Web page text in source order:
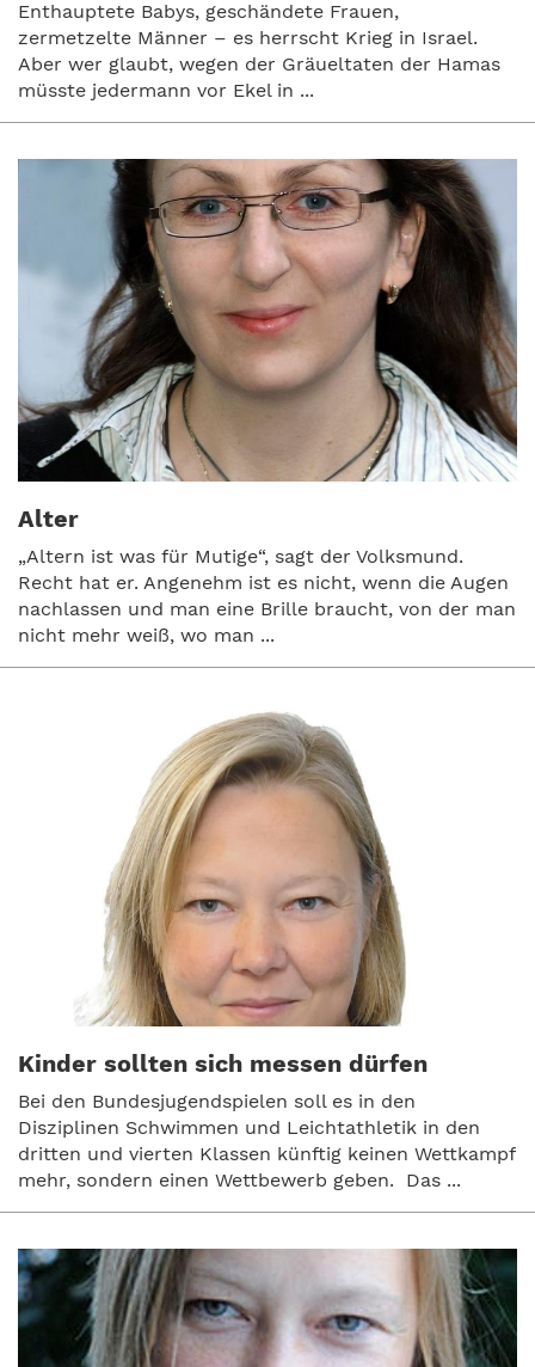
Enthauptete Babys, geschändete Frauen,
zermetzelte Männer – es herrscht Krieg in Israel.
Aber wer glaubt, wegen der Gräueltaten der Hamas
müsste jedermann vor Ekel in ...
Alter
„Altern ist was für Mutige“, sagt der Volksmund.
Recht hat er. Angenehm ist es nicht, wenn die Augen
nachlassen und man eine Brille braucht, von der man
nicht mehr weiß, wo man ...
Kinder sollten sich messen dürfen
Bei den Bundesjugendspielen soll es in den
Disziplinen Schwimmen und Leichtathletik in den
dritten und vierten Klassen künftig keinen Wettkampf
mehr, sondern einen Wettbewerb geben. Das ...